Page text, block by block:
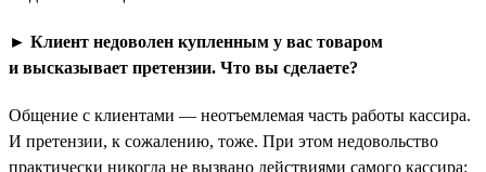
► Клиент недоволен купленным у вас товаром
и высказывает претензии. Что вы сделаете?
Общение с клиентами — неотъемлемая часть работы кассира.
И претензии, к сожалению, тоже. При этом недовольство
практически никогда не вызвано действиями самого кассира: